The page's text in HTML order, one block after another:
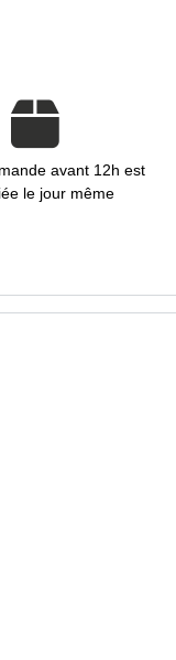
avant 12h est
le jour même